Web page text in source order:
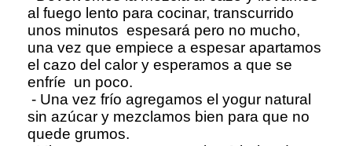
al fuego lento para cocinar, transcurrido
unos minutos espesará pero no mucho,
una vez que empiece a espesar apartamos
el cazo del calor y esperamos a que se
enfríe un poco.
- Una vez frío agregamos el yogur natural
sin azúcar y mezclamos bien para que no
quede grumos.